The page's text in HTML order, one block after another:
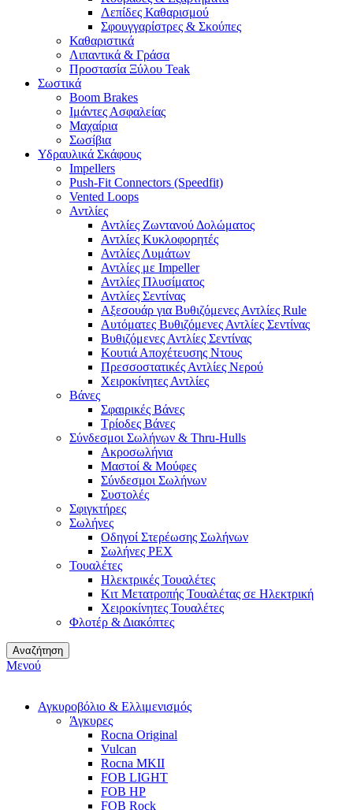
Λεπίδες Καθαρισμού
Σφουγγαρίστρες & Σκούπες
Καθαριστικά
Λιπαντικά & Γράσα
Προστασία Ξύλου Teak
Σωστικά
Boom Brakes
Ιμάντες Ασφαλείας
Μαχαίρια
Σωσίβια
Υδραυλικά Σκάφους
Impellers
Push-Fit Connectors (Speedfit)
Vented Loops
Αντλίες
Αντλίες Ζωντανού Δολώματος
Αντλίες Κυκλοφορητές
Αντλίες Λυμάτων
Αντλίες με Impeller
Αντλίες Πλυσίματος
Αντλίες Σεντίνας
Αξεσουάρ για Βυθιζόμενες Αντλίες Rule
Αυτόματες Βυθιζόμενες Αντλίες Σεντίνας
Βυθιζόμενες Αντλίες Σεντίνας
Κουτιά Αποχέτευσης Ντους
Πρεσσοστατικές Αντλίες Νερού
Χειροκίνητες Αντλίες
Βάνες
Σφαιρικές Βάνες
Τρίοδες Βάνες
Σύνδεσμοι Σωλήνων & Thru-Hulls
Ακροσωλήνια
Μαστοί & Μούφες
Σύνδεσμοι Σωλήνων
Συστολές
Σφιγκτήρες
Σωλήνες
Οδηγοί Στερέωσης Σωλήνων
Σωλήνες PEX
Τουαλέτες
Ηλεκτρικές Τουαλέτες
Κιτ Μετατροπής Τουαλέτας σε Ηλεκτρική
Χειροκίνητες Τουαλέτες
Φλοτέρ & Διακόπτες
Αναζήτηση
Μενού
Αγκυροβόλιο & Ελλιμενισμός
Άγκυρες
Rocna Original
Vulcan
Rocna MKII
FOB LIGHT
FOB HP
FOB Rock